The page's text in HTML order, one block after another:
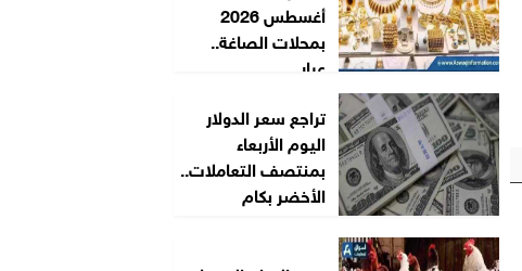
أغسطس 2026
بمحلات الصاغة..
عيار...
تراجع سعر الدولار
اليوم الأربعاء
بمنتصف التعاملات..
الأخضر بكام